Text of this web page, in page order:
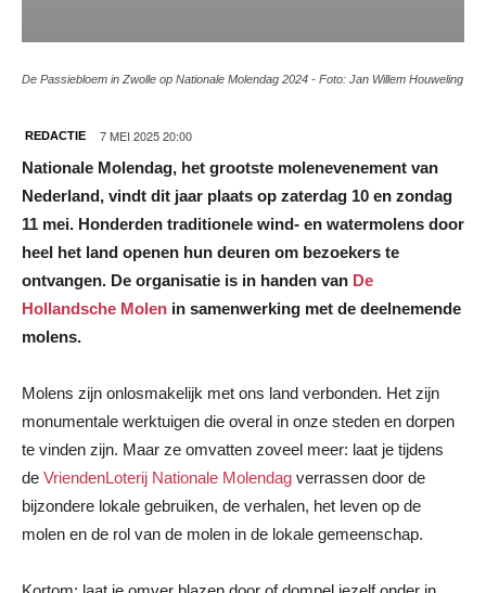
De Passiebloem in Zwolle op Nationale Molendag 2024 - Foto: Jan Willem Houweling
REDACTIE 7 MEI 2025 20:00
Nationale Molendag, het grootste molenevenement van
Nederland, vindt dit jaar plaats op zaterdag 10 en zondag
11 mei. Honderden traditionele wind- en watermolens door
heel het land openen hun deuren om bezoekers te
ontvangen. De organisatie is in handen van De
Hollandsche Molen in samenwerking met de deelnemende
molens.
Molens zijn onlosmakelijk met ons land verbonden. Het zijn
monumentale werktuigen die overal in onze steden en dorpen
te vinden zijn. Maar ze omvatten zoveel meer: laat je tijdens
de VriendenLoterij Nationale Molendag verrassen door de
bijzondere lokale gebruiken, de verhalen, het leven op de
molen en de rol van de molen in de lokale gemeenschap.